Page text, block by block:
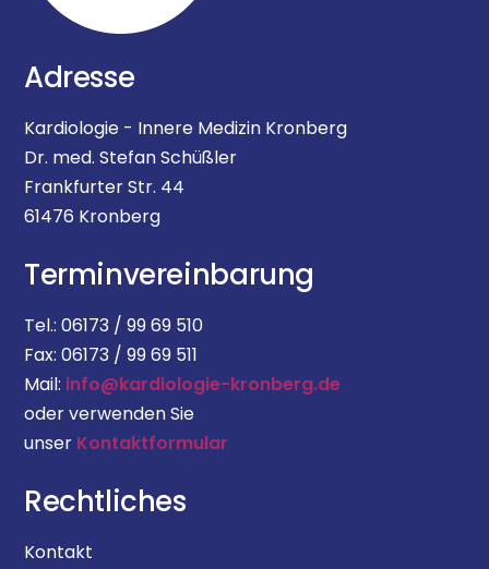
Adresse
Kardiologie - Innere Medizin Kronberg
Dr. med. Stefan Schüßler
Frankfurter Str. 44
61476 Kronberg
Terminvereinbarung
Tel.: 06173 / 99 69 510
Fax: 06173 / 99 69 511
Mail: info@kardiologie-kronberg.de
oder verwenden Sie
unser Kontaktformular
Rechtliches
Kontakt